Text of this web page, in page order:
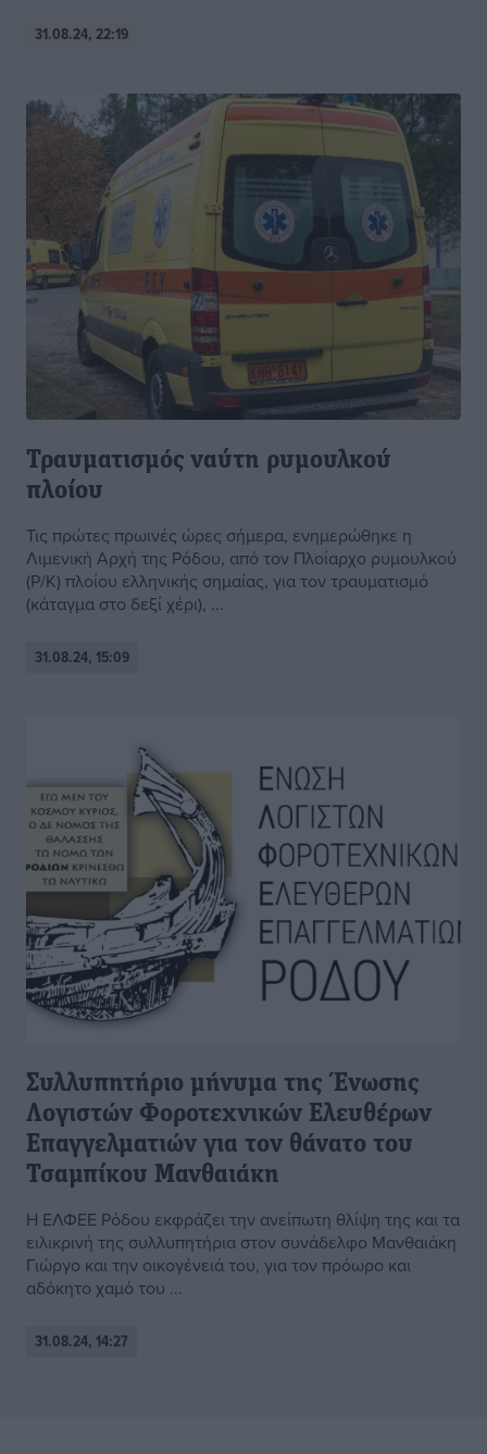
31.08.24, 22:19
Τραυματισμός ναύτη ρυμουλκού
πλοίου
Τις πρώτες πρωινές ώρες σήμερα, ενημερώθηκε η
Λιμενική Αρχή της Ρόδου, από τον Πλοίαρχο ρυμουλκού
(Ρ/Κ) πλοίου ελληνικής σημαίας, για τον τραυματισμό
(κάταγμα στο δεξί χέρι), ...
31.08.24, 15:09
Συλλυπητήριο μήνυμα της Ένωσης
Λογιστών Φοροτεχνικών Ελευθέρων
Επαγγελματιών για τον θάνατο του
Τσαμπίκου Μανθαιάκη
Η ΕΛΦΕΕ Ρόδου εκφράζει την ανείπωτη θλίψη της και τα
ειλικρινή της συλλυπητήρια στον συνάδελφο Μανθαιάκη
Γιώργο και την οικογένειά του, για τον πρόωρο και
αδόκητο χαμό του ...
31.08.24, 14:27